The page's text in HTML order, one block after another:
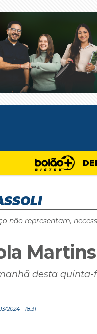
não representam,
desta quinta-
2024 - 18:31